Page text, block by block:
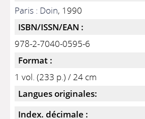
Paris : Doin, 1990
ISBN/ISSN/EAN :
978-2-7040-0595-6
Format :
1 vol. (233 p.) / 24 cm
Langues originales:
Index. décimale :